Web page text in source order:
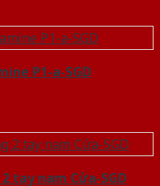
P1-a-SGD
tay nam Cửa-SGD